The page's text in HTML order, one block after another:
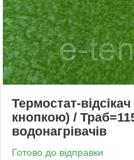
Термостат-
кнопкою) /
водонагрівачів
Готово до відправки